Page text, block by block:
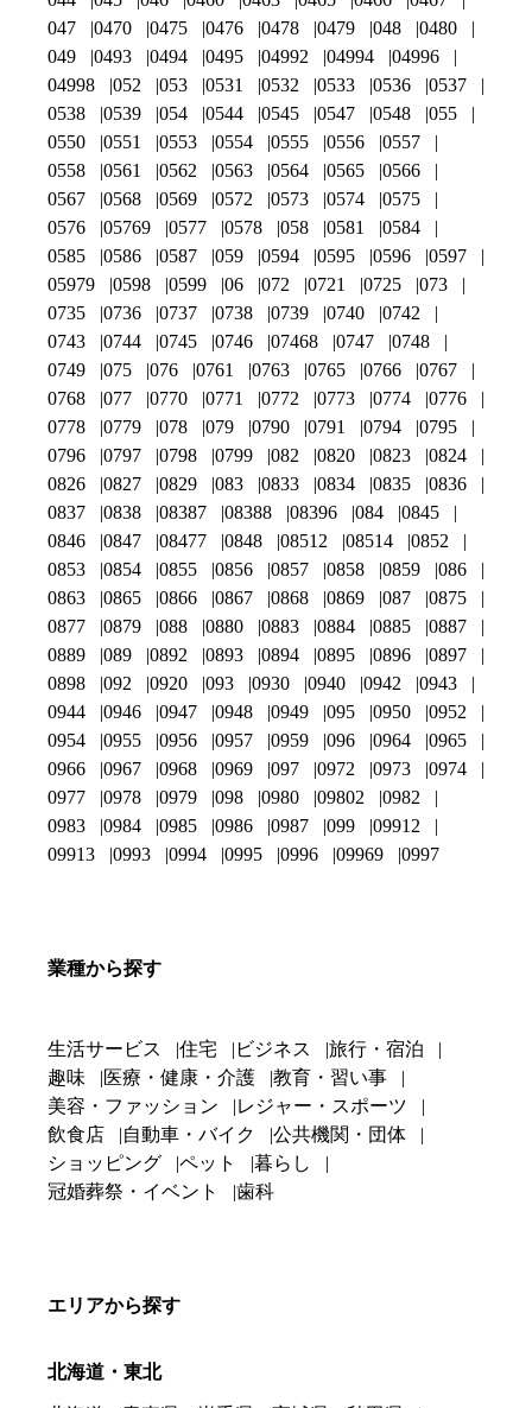
047
0470 0475 0476 0478 0479 048
0480
049
0493 0494 0495 04992 04994
04996
04998
052 053 0531 0532 0533 0536
0537
0538
0539 054 0544 0545 0547 0548
055
0550
0551 0553 0554 0555 0556
0557
0558
0561 0562 0563 0564 0565
0566
0567
0568 0569 0572 0573 0574
0575
0576
05769 0577 0578 058 0581
0584
0585
0586 0587 059 0594 0595 0596
0597
05979
0598 0599 06 072 0721 0725
073
0735
0736 0737 0738 0739 0740
0742
0743
0744 0745 0746 07468 0747
0748
0749
075 076 0761 0763 0765 0766
0767
0768
077 0770 0771 0772 0773 0774
0776
0778
0779 078 079 0790 0791 0794
0795
0796
0797 0798 0799 082 0820 0823
0824
0826
0827 0829 083 0833 0834 0835
0836
0837
0838 08387 08388 08396 084
0845
0846
0847 08477 0848 08512 08514
0852
0853
0854 0855 0856 0857 0858 0859
086
0863
0865 0866 0867 0868 0869 087
0875
0877
0879 088 0880 0883 0884 0885
0887
0889
089 0892 0893 0894 0895 0896
0897
0898
092 0920 093 0930 0940 0942
0943
0944
0946 0947 0948 0949 095 0950
0952
0954
0955 0956 0957 0959 096 0964
0965
0966
0967 0968 0969 097 0972 0973
0974
0977
0978 0979 098 0980 09802
0982
0983
0984 0985 0986 0987 099
09912
09913
0993 0994 0995 0996 09969 0997
業種から探す
生活サービス 住宅 ビジネス
旅行・宿泊
趣味
医療・健康・介護
教育・習い事
美容・ファッション
レジャー・スポーツ
飲食店
自動車・バイク
公共機関・団体
ショッピング
ペット
暮らし
冠婚葬祭・イベント
歯科
エリアから探す
北海道・東北